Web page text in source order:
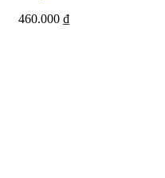
460.000 ₫